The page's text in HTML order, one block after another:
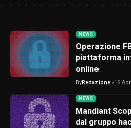
NEWS
Operazione
piattaforma
online
ByRedazione 16
NEWS
Mandiant
dal gruppo